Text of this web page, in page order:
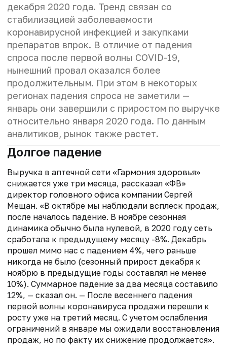
декабря 2020 года. Тренд связан со
стабилизацией заболеваемости
коронавирусной инфекцией и закупками
препаратов впрок. В отличие от падения
спроса после первой волны COVID-19,
нынешний провал оказался более
продолжительным. При этом в некоторых
регионах падения спроса не заметили —
январь они завершили с приростом по выручке
относительно января 2020 года. По данным
аналитиков, рынок также растет.
Долгое падение
Выручка в аптечной сети «Гармония здоровья»
снижается уже три месяца, рассказал «ФВ»
директор головного офиса компании Сергей
Мещан. «В октябре мы наблюдали всплеск продаж,
после началось падение. В ноябре сезонная
динамика обычно была нулевой, в 2020 году сеть
сработала к предыдущему месяцу -8%. Декабрь
прошел мимо нас с падением 4%, чего раньше
никогда не было (сезонный прирост декабря к
ноябрю в предыдущие годы составлял не менее
10%). Суммарное падение за два месяца составило
12%, — сказал он. — После весеннего падения
первой волны коронавируса продажи перешли к
росту уже на третий месяц. С учетом ослабления
ограничений в январе мы ожидали восстановления
продаж, но по факту их снижение продолжается».